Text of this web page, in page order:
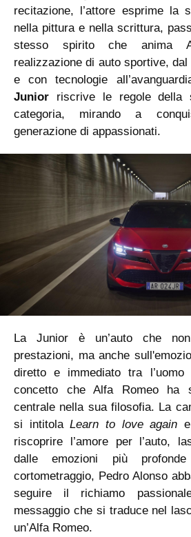
recitazione, l’attore esprime la
nella pittura e nella scrittura,
stesso spirito che anima
realizzazione di auto sportive,
e con tecnologie
Junior riscrive le regole della
categoria, mirando a
generazione di appassionati.
La Junior è un’auto che
prestazioni, ma anche
diretto e immediato tra
concetto che Alfa Romeo ha
centrale nella sua filosofia. La
si intitolaLearn to love again
riscoprire l’amore per l’auto,
dalle emozioni più
cortometraggio, Pedro Alonso
seguire il richiamo
messaggio che si traduce nel
un’Alfa Romeo.